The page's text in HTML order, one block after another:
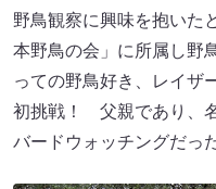
野鳥観察に興味を抱いた
本野鳥の会」に所属し野
っての野鳥好き、レイザ
初挑戦！ 父親であり、
バードウォッチングだっ